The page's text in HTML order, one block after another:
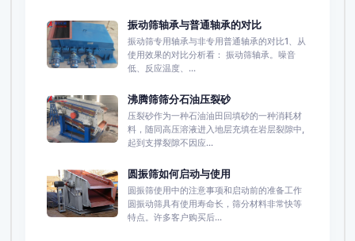
振动筛轴承与普通轴承的对比
振动筛专用轴承与非专用普通轴承的对比1、从
使用效果的对比分析看： 振动筛轴承。噪音
低、反应温度、...
沸腾筛筛分石油压裂砂
压裂砂作为一种石油油田回填砂的一种消耗材
料，随同高压溶液进入地层充填在岩层裂隙中,
起到支撑裂隙不因应...
圆振筛如何启动与使用
圆振筛使用中的注意事项和启动前的准备工作
圆振动筛具有使用寿命长，筛分材料非常快等
特点。许多客户购买后...